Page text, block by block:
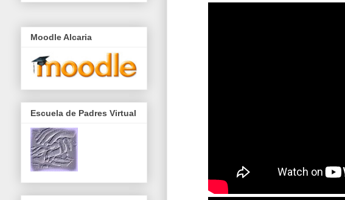
Moodle Alcaria
Escuela de Padres Virtual